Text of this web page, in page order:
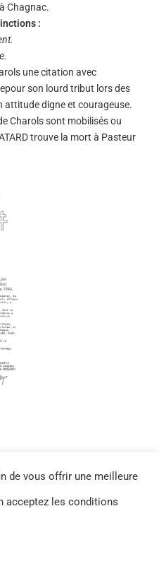
Chagnac.
:
une citation avec
son lourd tribut lors des
attitude digne et courageuse.
Charols sont mobilisés ou
trouve la mort à Pasteur
- 26450 CHAROLS | Tel. 04 75 90
de vous offrir une meilleure
acceptez les conditions